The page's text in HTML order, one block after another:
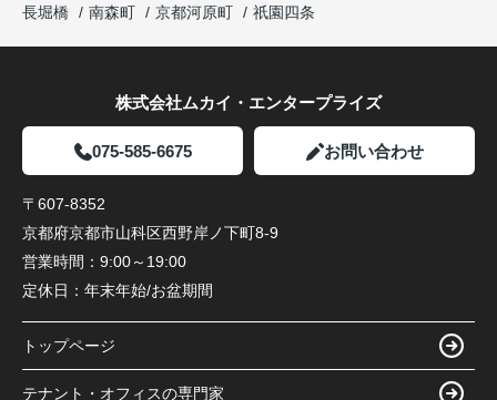
長堀橋
南森町 京都河原町 祇園四条
株式会社ムカイ・エンタープライズ
075-585-6675 お問い合わせ
〒607-8352
京都府京都市山科区西野岸ノ下町8-9
営業時間： 9:00～19:00
定休日： 年末年始/お盆期間
トップページ
テナント・オフィスの専門家